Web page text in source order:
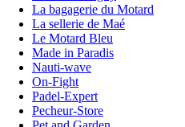
La bagagerie du Motard
La sellerie de Maé
Le Motard Bleu
Made in Paradis
Nauti-wave
On-Fight
Padel-Expert
Pecheur-Store